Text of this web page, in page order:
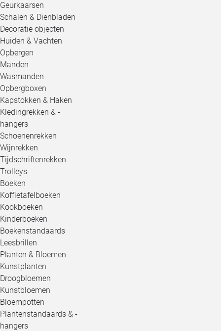
Geurkaarsen
Schalen & Dienbladen
Decoratie objecten
Huiden & Vachten
Opbergen
Manden
Wasmanden
Opbergboxen
Kapstokken & Haken
Kledingrekken & -
hangers
Schoenenrekken
Wijnrekken
Tijdschriftenrekken
Trolleys
Boeken
Koffietafelboeken
Kookboeken
Kinderboeken
Boekenstandaards
Leesbrillen
Planten & Bloemen
Kunstplanten
Droogbloemen
Kunstbloemen
Bloempotten
Plantenstandaards & -
hangers